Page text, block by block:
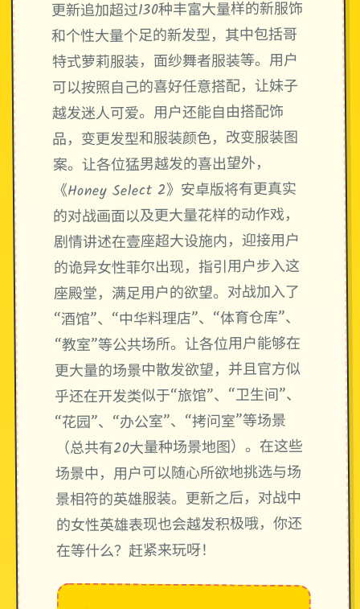
更新追加超过130种丰富大量样的新服饰
和个性大量个足的新发型，其中包括哥
特式萝莉服装，面纱舞者服装等。用户
可以按照自己的喜好任意搭配，让妹子
越发迷人可爱。用户还能自由搭配饰
品，变更发型和服装颜色，改变服装图
案。让各位猛男越发的喜出望外，
《Honey Select 2》安卓版将有更真实
的对战画面以及更大量花样的动作戏，
剧情讲述在壹座超大设施内，迎接用户
的诡异女性菲尔出现，指引用户步入这
座殿堂，满足用户的欲望。对战加入了
“酒馆”、“中华料理店”、“体育仓库”、
“教室”等公共场所。让各位用户能够在
更大量的场景中散发欲望，并且官方似
乎还在开发类似于“旅馆”、“卫生间”、
“花园”、“办公室”、“拷问室”等场景
（总共有20大量种场景地图）。在这些
场景中，用户可以随心所欲地挑选与场
景相符的英雄服装。更新之后，对战中
的女性英雄表现也会越发积极哦，你还
在等什么？赶紧来玩呀！